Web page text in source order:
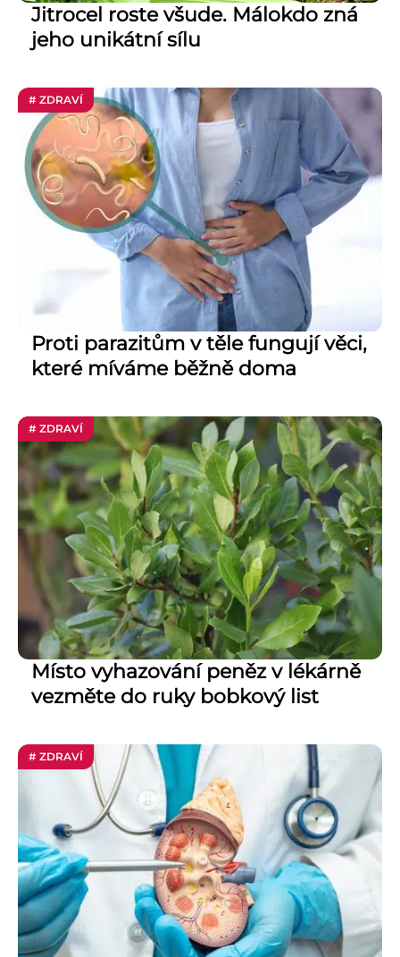
Jitrocel roste všude. Málokdo zná
jeho unikátní sílu
# ZDRAVÍ
Proti parazitům v těle fungují věci,
které míváme běžně doma
# ZDRAVÍ
Místo vyhazování peněz v lékárně
vezměte do ruky bobkový list
# ZDRAVÍ